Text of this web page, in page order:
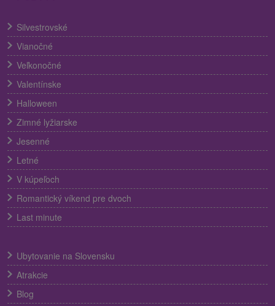
Silvestrovské
Vianočné
Veľkonočné
Valentínske
Halloween
Zimné lyžiarske
Jesenné
Letné
V kúpeľoch
Romantický víkend pre dvoch
Last minute
Ubytovanie na Slovensku
Atrakcie
Blog